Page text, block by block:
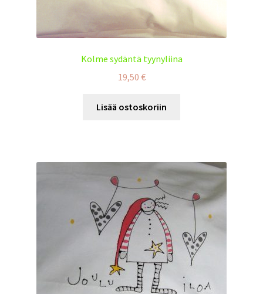
Kolme sydäntä tyynyliina
19,50 €
Lisää ostoskoriin